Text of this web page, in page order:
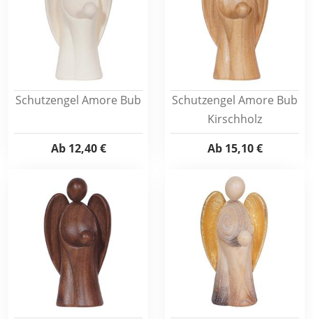
Schutzengel Amore Bub
Ab12,40 €
Schutzengel Amore Bub
Kirschholz
Ab15,10 €